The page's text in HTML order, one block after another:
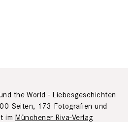
the World - Liebesgeschichten
Seiten, 173 Fotografien und
im Münchener Riva-Verlag